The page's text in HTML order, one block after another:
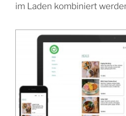
im Laden kombiniert